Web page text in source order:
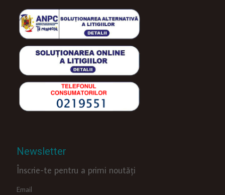
Newsletter
Înscrie-te pentru a primi noutăți
Email